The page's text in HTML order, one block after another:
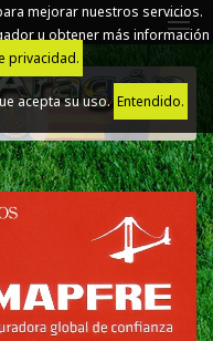
mejorar nuestros servicios.
u obtener más información
privacidad.
acepta su uso.Entendido.